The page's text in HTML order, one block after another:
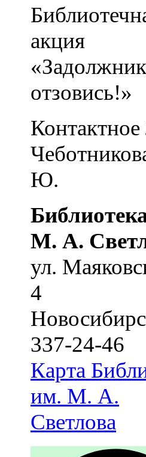
акция
отзовись!»
Ю.
М. А.
ул.
4
337-24-46
Карта
им. М. А.
Светлова